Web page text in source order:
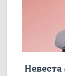
Невеста